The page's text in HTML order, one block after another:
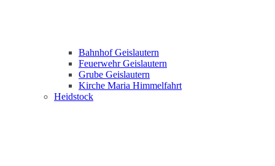
Bahnhof Geislautern
Feuerwehr Geislautern
Grube Geislautern
Kirche Maria Himmelfahrt
Heidstock